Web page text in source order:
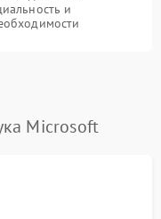
и
Microsoft